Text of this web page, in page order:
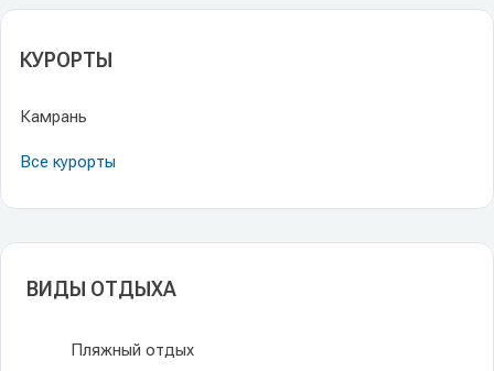
КУРОРТЫ
Камрань
Все курорты
ВИДЫ ОТДЫХА
Пляжный отдых